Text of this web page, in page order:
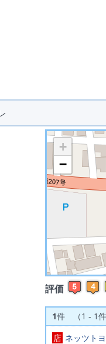
+
−
評価
1件 （1 - 1件
店 ネッツト